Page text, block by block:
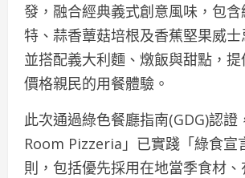
發，融合經典義式創意風味，包
特、蒜香蕈菇培根及香蕉堅果威士
並搭配義大利麵、燉飯與甜點，
價格親民的用餐體驗。
此次通過綠色餐廳指南(GDG)認證
Room Pizzeria」已實踐「綠食宣
則，包括優先採用在地當季食材